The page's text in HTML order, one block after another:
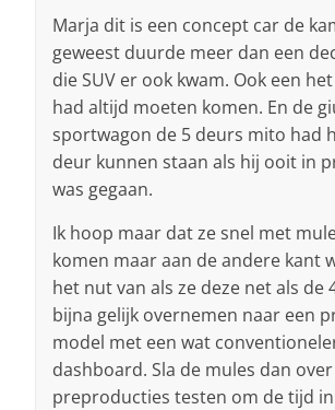
Marja dit is een concept car de
geweest duurde meer dan een
die SUV er ook kwam. Ook een
had altijd moeten komen. En de
sportwagon de 5 deurs mito had
deur kunnen staan als hij ooit in
was gegaan.
Ik hoop maar dat ze snel met
komen maar aan de andere kant
het nut van als ze deze net als de
bijna gelijk overnemen naar een
model met een wat
dashboard. Sla de mules dan
preproducties testen om de tijd